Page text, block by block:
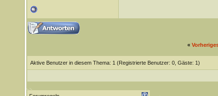
«
Aktive Benutzer in diesem Thema: 1 (Registrierte Benutzer: 0, Gäste: 1)